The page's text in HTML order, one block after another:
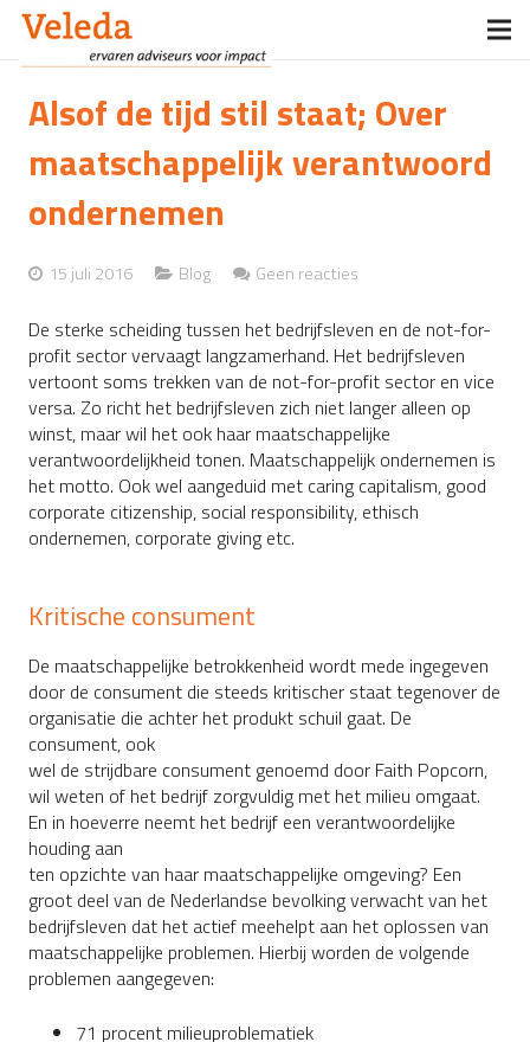
Diensten
Nieuws
Contact
Alsof de tijd stil staat; Over
maatschappelijk verantwoord
ondernemen
15 juli 2016 Blog Geen reacties
De sterke scheiding tussen het bedrijfsleven en de not-for-
profit sector vervaagt langzamerhand. Het bedrijfsleven
vertoont soms trekken van de not-for-profit sector en vice
versa. Zo richt het bedrijfsleven zich niet langer alleen op
winst, maar wil het ook haar maatschappelijke
verantwoordelijkheid tonen. Maatschappelijk ondernemen is
het motto. Ook wel aangeduid met caring capitalism, good
corporate citizenship, social responsibility, ethisch
ondernemen, corporate giving etc.
Kritische consument
De maatschappelijke betrokkenheid wordt mede ingegeven
door de consument die steeds kritischer staat tegenover de
organisatie die achter het produkt schuil gaat. De
consument, ook
wel de strijdbare consument genoemd door Faith Popcorn,
wil weten of het bedrijf zorgvuldig met het milieu omgaat.
En in hoeverre neemt het bedrijf een verantwoordelijke
houding aan
ten opzichte van haar maatschappelijke omgeving? Een
groot deel van de Nederlandse bevolking verwacht van het
bedrijfsleven dat het actief meehelpt aan het oplossen van
maatschappelijke problemen. Hierbij worden de volgende
problemen aangegeven:
71 procent milieuproblematiek